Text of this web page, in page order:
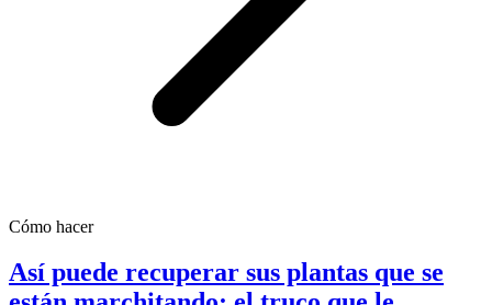
Cómo hacer
Así puede recuperar sus plantas que se